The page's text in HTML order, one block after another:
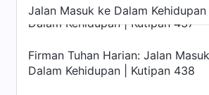
Jalan Masuk ke Dalam Kehidupan
Jalan Masuk ke Dalam
Firman Tuhan Harian: Jalan
Dalam Kehidupan | Kutipan 437
Firman Tuhan Harian: Jalan
Dalam Kehidupan | Kutipan 438